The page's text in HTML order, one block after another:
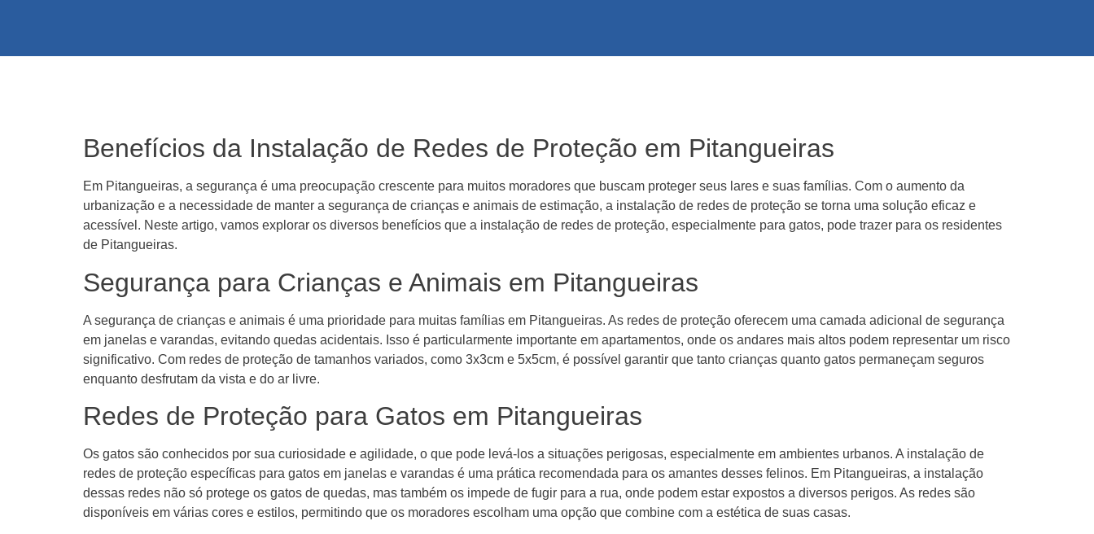
Benefícios da Instalação de Redes de Proteção em Pitangueiras
Em Pitangueiras, a segurança é uma preocupação crescente para muitos moradores que buscam proteger seus lares e suas famílias. Com o aumento da
urbanização e a necessidade de manter a segurança de crianças e animais de estimação, a instalação de redes de proteção se torna uma solução eficaz e
acessível. Neste artigo, vamos explorar os diversos benefícios que a instalação de redes de proteção, especialmente para gatos, pode trazer para os residentes
de Pitangueiras.
Segurança para Crianças e Animais em Pitangueiras
A segurança de crianças e animais é uma prioridade para muitas famílias em Pitangueiras. As redes de proteção oferecem uma camada adicional de segurança
em janelas e varandas, evitando quedas acidentais. Isso é particularmente importante em apartamentos, onde os andares mais altos podem representar um risco
significativo. Com redes de proteção de tamanhos variados, como 3x3cm e 5x5cm, é possível garantir que tanto crianças quanto gatos permaneçam seguros
enquanto desfrutam da vista e do ar livre.
Redes de Proteção para Gatos em Pitangueiras
Os gatos são conhecidos por sua curiosidade e agilidade, o que pode levá-los a situações perigosas, especialmente em ambientes urbanos. A instalação de
redes de proteção específicas para gatos em janelas e varandas é uma prática recomendada para os amantes desses felinos. Em Pitangueiras, a instalação
dessas redes não só protege os gatos de quedas, mas também os impede de fugir para a rua, onde podem estar expostos a diversos perigos. As redes são
disponíveis em várias cores e estilos, permitindo que os moradores escolham uma opção que combine com a estética de suas casas.